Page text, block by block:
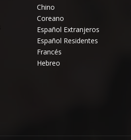
Chino
Coreano
Español Extranjeros
Español Residentes
Francés
Hebreo